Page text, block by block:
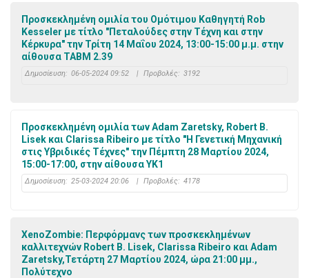
Προσκεκλημένη ομιλία του Ομότιμου Καθηγητή Rob
Kesseler με τίτλο "Πεταλούδες στην Τέχνη και στην
Κέρκυρα" την Τρίτη 14 Μαΐου 2024, 13:00-15:00 μ.μ. στην
αίθουσα ΤΑΒΜ 2.39
Δημοσίευση: 06-05-2024 09:52 | Προβολές: 3192
Προσκεκλημένη ομιλία των Adam Zaretsky, Robert B.
Lisek και Clarissa Ribeiro με τίτλο "Η Γενετική Μηχανική
στις Υβριδικές Τέχνες" την Πέμπτη 28 Μαρτίου 2024,
15:00-17:00, στην αίθουσα ΥΚ1
Δημοσίευση: 25-03-2024 20:06 | Προβολές: 4178
XenoZombie: Περφόρμανς των προσκεκλημένων
καλλιτεχνών Robert B. Lisek, Clarissa Ribeiro και Adam
Zaretsky,Τετάρτη 27 Μαρτίου 2024, ώρα 21:00 μμ.,
Πολύτεχνο